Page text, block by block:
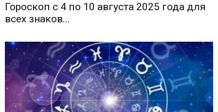
Гороскоп с 4 по 10 августа 2025 года для
всех знаков...